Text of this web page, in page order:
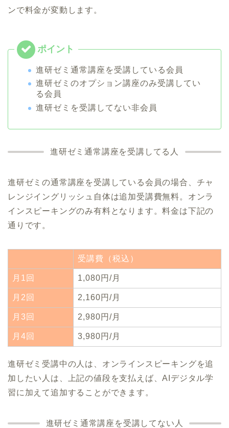
ンで料金が変動します。
進研ゼミ通常講座を受講している会員
進研ゼミのオプション講座のみ受講してい
る会員
進研ゼミを受講してない非会員
進研ゼミ通常講座を受講してる人
進研ゼミの通常講座を受講している会員の場合、チャ
レンジイングリッシュ自体は追加受講費無料。オンラ
インスピーキングのみ有料となります。料金は下記の
通りです。
受講費（税込）
月1回 1,080円/月
月2回 2,160円/月
月3回 2,980円/月
月4回 3,980円/月
進研ゼミ受講中の人は、オンラインスピーキングを追
加したい人は、上記の値段を支払えば、AIデジタル学
習に加えて追加することができます。
進研ゼミ通常講座を受講してない人